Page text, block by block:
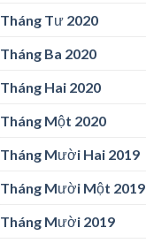
Tháng Tư 2020
Tháng Ba 2020
Tháng Hai 2020
Tháng Một 2020
Tháng Mười Hai 2019
Tháng Mười Một 2019
Tháng Mười 2019